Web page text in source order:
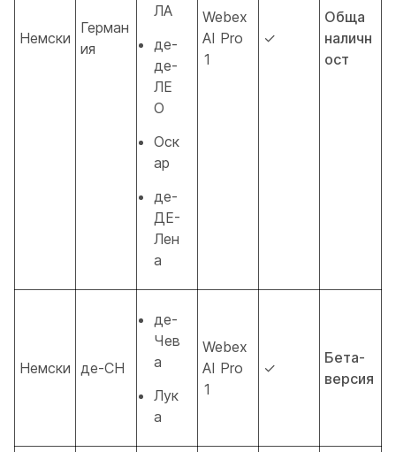
Немски
Герман
ия
ЛА
де-
де-
ЛЕ
О
Оск
ар
де-
ДЕ-
Лен
а
Webex
AI Pro
1
✓
Обща
наличн
ост
Немски де-CH
де-
Чев
а
Лук
а
Webex
AI Pro
1
✓
Бета-
версия